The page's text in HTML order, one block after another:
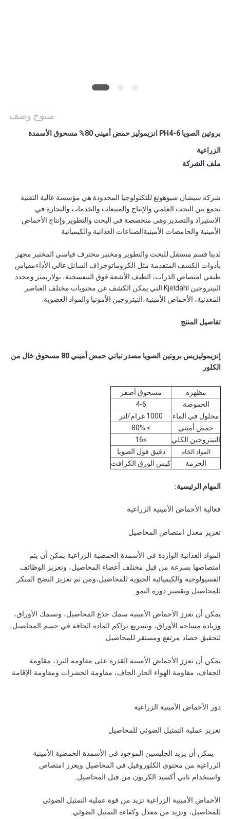
منتوج وصف
بروتين الصويا PH4-6 انزيموليز حمض أميني 80% مسحوق الأسمدة
الزراعية
ملف الشركة
شركة سيشان شيوهونغ للتكنولوجيا المحدودة هي مؤسسة عالية التقنية
تجمع بين البحث العلمي والإنتاج والمبيعات والخدمات والتجارة في
الاستيراد والتصدير.وهي متخصصة في البحث والتطوير وإنتاج الأحماض
الأمينية والحامضات الأمينيةالصناعات الغذائية والكيميائية
لدينا قسم مستقل للبحث والتطوير ومختبر محترف قياسي المختبر مجهز
بأدوات الكشف المتقدمة مثل الكروماتوجراف السائل عالي الأداءمقياس
طيفي امتصاص الذرات، الطيف الأشعة فوق البنفسجية، بولاريمتر ومحدد
النيتروجين Kjeldahl التي يمكن الكشف عن محتويات مختلف العناصر
المعدنية، الأحماض الأمينية،النيتروجين الأمونيا والمواد العضوية.
تفاصيل المنتج
إنزيموليزيس بروتين الصويا مصدر نباتي حمض أميني 80 مسحوق خال من
الكلور
مظهره
مسحوق أصفر
الحموضة
4-6
محلول في الماء
1000 غرام/لتر
حمض أميني
≥ 80%
النيتروجين الكلي
≥16
المواد الخام
دقيق فول الصويا
الحزمة
كيس الورق الكرافت
المهام الرئيسية:
فعالية الأحماض الأمينية الزراعية
تعزيز معدل امتصاص المحاصيل
المواد الغذائية الواردة في الأسمدة الحمضية الزراعية يمكن أن يتم
امتصاصها بسرعة من قبل مختلف أعضاء المحاصيل، وتعزيز الوظائف
الفسيولوجية والكيميائية الحيوية للمحاصيل،ومن ثم تعزيز النضج المبكر
للمحاصيل وتقصير دورة النمو.
يمكن أن تعزز الأحماض الأمينية سمك جذع المحاصيل، وتسمك الأوراق،
وزيادة مساحة الأوراق، وتسريع تراكم المادة الجافة في جسم المحاصيل،
لتحقيق حصاد مرتفع ومستقر للمحاصيل
يمكن أن تعزز الأحماض الأمينية القدرة على مقاومة البرد، مقاومة
الجفاف، مقاومة الهواء الحار الجاف، مقاومة الحشرات ومقاومة الإقامة
دور الأحماض الأمينية الزراعية
تعزيز عملية التمثيل الضوئي للمحاصيل
يمكن أن يزيد الجليسين الموجود في الأسمدة الحمضية الأمينية
الزراعية من محتوى الكلوروفيل في المحاصيل ويعزز امتصاص
واستخدام ثاني أكسيد الكربون من قبل المحاصيل.
الأحماض الأمينية الزراعية تزيد من قوة عملية التمثيل الضوئي
للمحاصيل، وتزيد من معدل وكفاءة التمثيل الضوئي.